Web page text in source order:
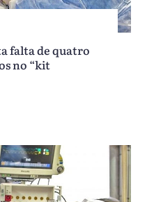
falta de quatro
no “kit